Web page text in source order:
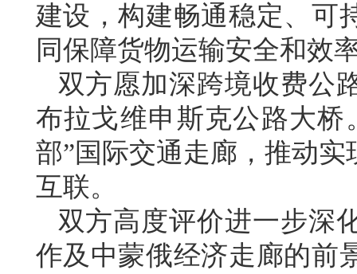
建设，构建畅通稳定、可
同保障货物运输安全和效
双方愿加深跨境收费公
布拉戈维申斯克公路大
部”国际交通走廊，推动
互联。
双方高度评价进一步深
作及中蒙俄经济走廊的前